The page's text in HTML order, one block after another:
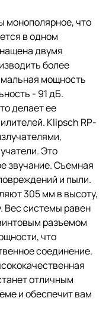
монополярное, что
в одном
двумя
более
мощность
- 91 дБ.
делает ее
Klipsch RP-
Это
звучание. Съемная
и пыли.
305 мм в высоту,
Вес системы равен
разъемом
что
соединение.
отличным
и обеспечит вам